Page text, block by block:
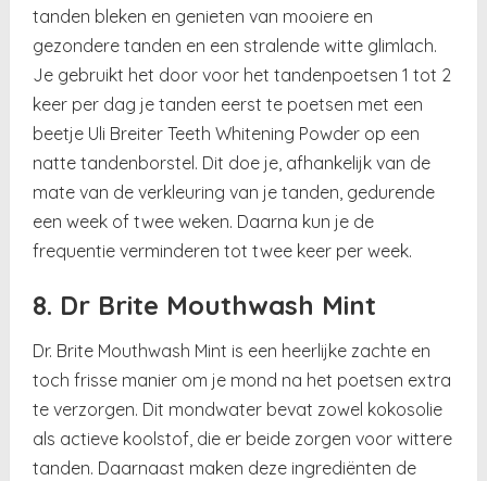
tanden bleken en genieten van mooiere en
gezondere tanden en een stralende witte glimlach.
Je gebruikt het door voor het tandenpoetsen 1 tot 2
keer per dag je tanden eerst te poetsen met een
beetje Uli Breiter Teeth Whitening Powder op een
natte tandenborstel. Dit doe je, afhankelijk van de
mate van de verkleuring van je tanden, gedurende
een week of twee weken. Daarna kun je de
frequentie verminderen tot twee keer per week.
8. Dr Brite Mouthwash Mint
Dr. Brite Mouthwash Mint is een heerlijke zachte en
toch frisse manier om je mond na het poetsen extra
te verzorgen. Dit mondwater bevat zowel kokosolie
als actieve koolstof, die er beide zorgen voor wittere
tanden. Daarnaast maken deze ingrediënten de